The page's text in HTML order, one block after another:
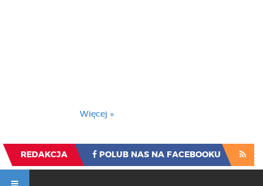
Więcej »
REDAKCJA POLUB NAS NA FACEBOOKU